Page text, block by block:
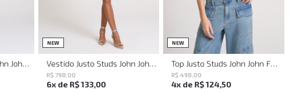
NEW P M G GG
R$ 798 00
6x de R$133,00
NEW PP P M GG
R$ 498 00
4x de R$124,50